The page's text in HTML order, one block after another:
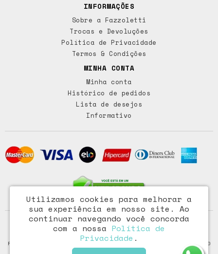
INFORMAÇÕES
Sobre a Fazzoletti
Trocas e Devoluções
Política de Privacidade
Termos & Condições
MINHA CONTA
Minha conta
Histórico de pedidos
Lista de desejos
Informativo
Access Comércio Importação e Exportação Ltda - CNPJ:
72.473.291/0001-46
Rua Paraiba, 318 – Floresta - Porto Alegre / RS - CEP: 90220-100
Utilizamos cookies para melhorar a
sua experiência em nosso site. Ao
continuar navegando você concorda
com a nossa Política de
Privacidade .